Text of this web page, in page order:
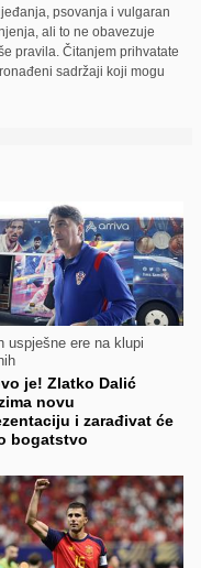
psovanja i vulgaran
ali to ne obavezuje
pravila. Čitanjem prihvatate
sadržaji koji mogu
uspješne ere na klupi
je! Zlatko Dalić
novu
i zarađivat će
bogatstvo